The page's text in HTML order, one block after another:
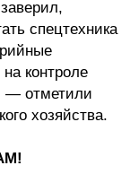
спецтехника
контроле
— отметили
хозяйства.